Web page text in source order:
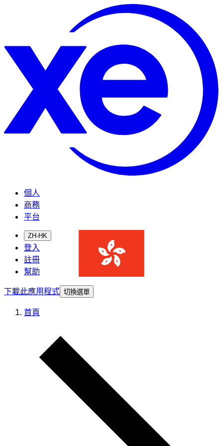
個人
商務
平台
ZH-HK
登入
註冊
幫助
下載此應用程式 切換選單
首頁